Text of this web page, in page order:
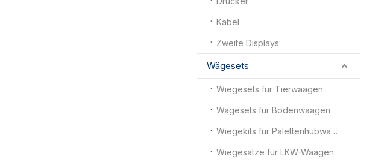
Kabel
Zweite Displays
Wägesets
Wiegesets für Tierwaagen
Wägesets für Bodenwaagen
Wiegekits für Palettenhubwagenwaagen
Wiegesätze für LKW-Waagen